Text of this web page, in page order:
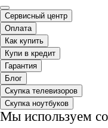
Сервисный центр
Оплата
Как купить
Купи в кредит
Гарантия
Блог
Скупка телевизоров
Скупка ноутбуков
Мы используем